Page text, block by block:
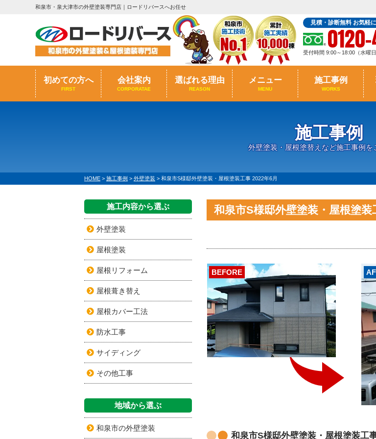
和泉市・泉大津市の外壁塗装専門店｜ロードリバースへお任せ
見積・診断無料 お気軽
受付時間 9:00～18:00（水曜日
初めての方へ
FIRST
会社案内
CORPORATAE
選ばれる理由
REASON
メニュー
MENU
施工事例
WORKS
施工事例
外壁塗装・屋根塗替えなど施工事例を
HOME > 施工事例 > 外壁塗装 > 和泉市S様邸外壁塗装・屋根塗装工事 2022年6月
和泉市S様邸外壁塗装・屋根塗装
BEFORE
和泉市S様邸外壁塗装・屋根塗装
施工内容から選ぶ
外壁塗装
屋根塗装
屋根リフォーム
屋根葺き替え
屋根カバー工法
防水工事
サイディング
その他工事
地域から選ぶ
和泉市の外壁塗装